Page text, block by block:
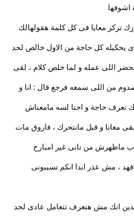
اشوفها
تركز معايا فى كل كلمة هقولهالك
يحكيله كل حاجة من الاول خالص لحد
اللى عمله و لما خلص كلام ، لقى
من اللى سمعه فرجع قال : انا و
تعرف حاجة و احنا لسه مامعناش
معانا و قبل مانتحرك ، فاروق مات
ماظهرش من تانى غير امبارح
، مش عذر ابدا انكم تسيبونى
انك مش هتعرف تتعامل عادى لحد